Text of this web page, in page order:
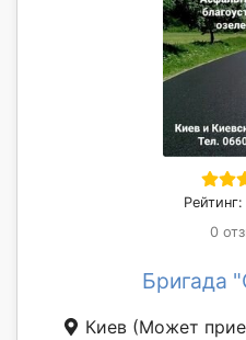
0
Бригада
Киев (Может